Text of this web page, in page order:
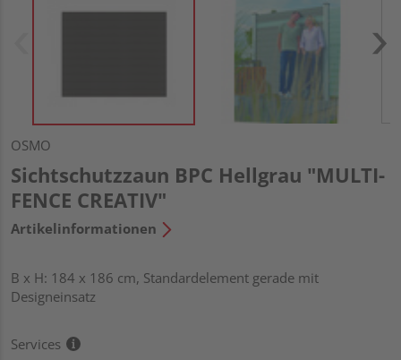
OSMO
Sichtschutzzaun BPC Hellgrau "MULTI-
FENCE CREATIV"
Artikelinformationen
B x H: 184 x 186 cm, Standardelement gerade mit
Designeinsatz
Services